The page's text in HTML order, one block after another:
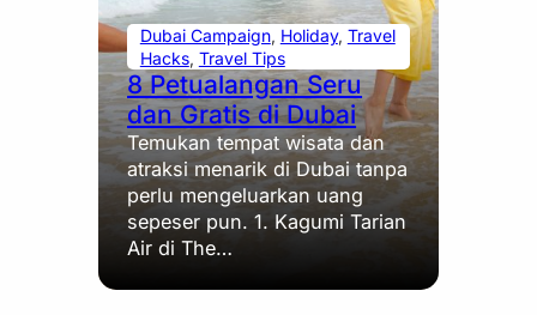
Dubai Campaign, Holiday, Travel
Hacks, Travel Tips
8 Petualangan Seru
dan Gratis di Dubai
Temukan tempat wisata dan
atraksi menarik di Dubai tanpa
perlu mengeluarkan uang
sepeser pun. 1. Kagumi Tarian
Air di The…